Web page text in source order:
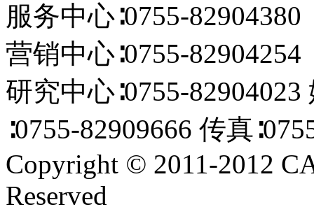
服务中心∶0755-
营销中心∶0755-
研究中心∶0755-
∶0755-82909666 传真
Copyright © 2011-2012
Reserved